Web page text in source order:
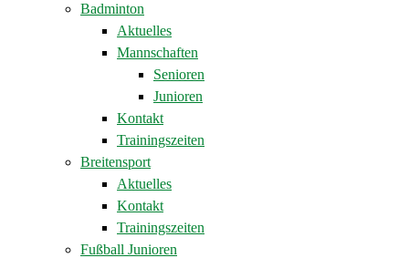
Badminton
Aktuelles
Mannschaften
Senioren
Junioren
Kontakt
Trainingszeiten
Breitensport
Aktuelles
Kontakt
Trainingszeiten
Fußball Junioren